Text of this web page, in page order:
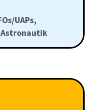
UAPs,
Astronautik